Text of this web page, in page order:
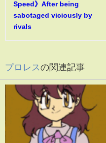
Speed》After being
sabotaged viciously by
rivals
プロレスの関連記事